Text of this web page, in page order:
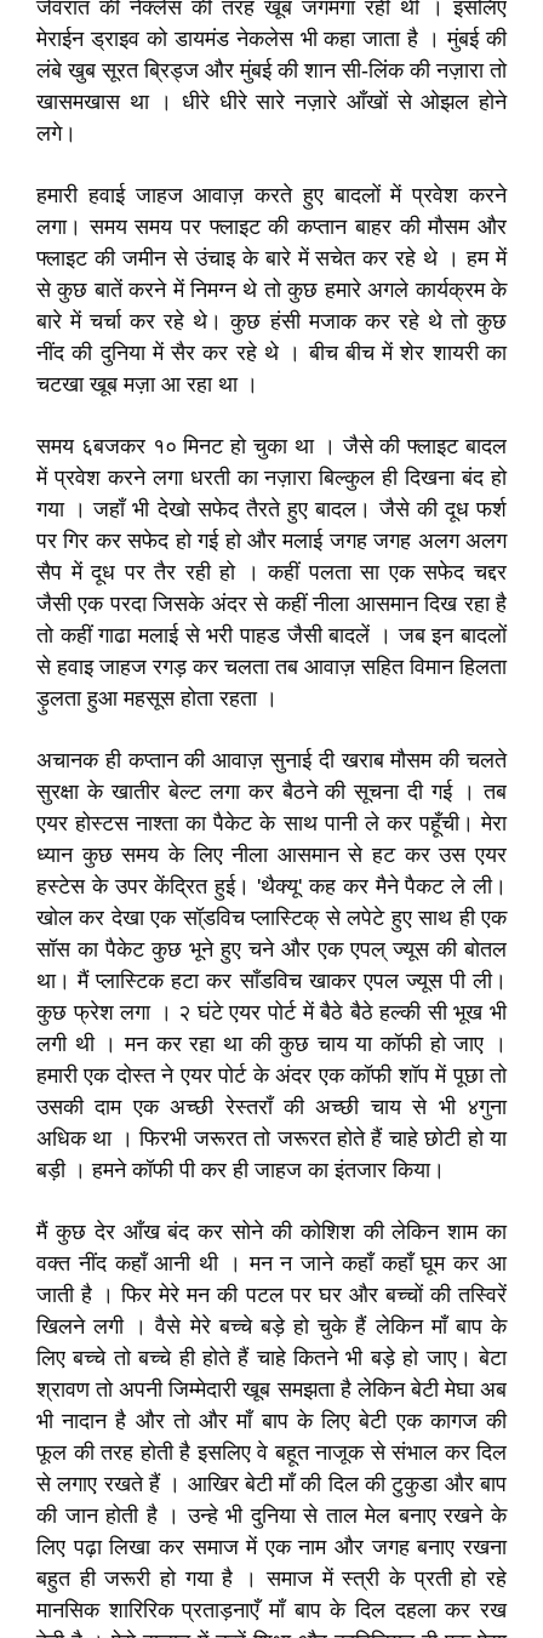
जेवरात की नेक्लेस की तरह खूब जगमगा रही थी । इसलिए
मेराईन ड्राइव को डायमंड नेकलेस भी कहा जाता है । मुंबई की
लंबे खुब सूरत ब्रिड्ज और मुंबई की शान सी-लिंक की नज़ारा तो
खासमखास था । धीरे धीरे सारे नज़ारे आँखों से ओझल होने
लगे।
हमारी हवाई जाहज आवाज़ करते हुए बादलों में प्रवेश करने
लगा। समय समय पर फ्लाइट की कप्तान बाहर की मौसम और
फ्लाइट की जमीन से उंचाइ के बारे में सचेत कर रहे थे । हम में
से कुछ बातें करने में निमग्न थे तो कुछ हमारे अगले कार्यक्रम के
बारे में चर्चा कर रहे थे। कुछ हंसी मजाक कर रहे थे तो कुछ
नींद की दुनिया में सैर कर रहे थे । बीच बीच में शेर शायरी का
चटखा खूब मज़ा आ रहा था ।
समय ६बजकर १० मिनट हो चुका था । जैसे की फ्लाइट बादल
में प्रवेश करने लगा धरती का नज़ारा बिल्कुल ही दिखना बंद हो
गया । जहाँ भी देखो सफेद तैरते हुए बादल। जैसे की दूध फर्श
पर गिर कर सफेद हो गई हो और मलाई जगह जगह अलग अलग
सैप में दूध पर तैर रही हो । कहीं पलता सा एक सफेद चद्दर
जैसी एक परदा जिसके अंदर से कहीं नीला आसमान दिख रहा है
तो कहीं गाढा मलाई से भरी पाहड जैसी बादलें । जब इन बादलों
से हवाइ जाहज रगड़ कर चलता तब आवाज़ सहित विमान हिलता
ड़ुलता हुआ महसूस होता रहता ।
अचानक ही कप्तान की आवाज़ सुनाई दी खराब मौसम की चलते
सुरक्षा के खातीर बेल्ट लगा कर बैठने की सूचना दी गई । तब
एयर होस्टस नाश्ता का पैकेट के साथ पानी ले कर पहूँची। मेरा
ध्यान कुछ समय के लिए नीला आसमान से हट कर उस एयर
हस्टेस के उपर केंद्रित हुई। 'थैक्यू' कह कर मैने पैकट ले ली।
खोल कर देखा एक सॉ्डविच प्लास्टिक् से लपेटे हुए साथ ही एक
सॉस का पैकेट कुछ भूने हुए चने और एक एपल् ज्यूस की बोतल
था। मैं प्लास्टिक हटा कर सॉंडविच खाकर एपल ज्यूस पी ली।
कुछ फ्रेश लगा । २ घंटे एयर पोर्ट में बैठे बैठे हल्की सी भूख भी
लगी थी । मन कर रहा था की कुछ चाय या कॉफी हो जाए ।
हमारी एक दोस्त ने एयर पोर्ट के अंदर एक कॉफी शॉप में पूछा तो
उसकी दाम एक अच्छी रेस्तराँ की अच्छी चाय से भी ४गुना
अधिक था । फिरभी जरूरत तो जरूरत होते हैं चाहे छोटी हो या
बड़ी । हमने कॉफी पी कर ही जाहज का इंतजार किया।
मैं कुछ देर आँख बंद कर सोने की कोशिश की लेकिन शाम का
वक्त नींद कहाँ आनी थी । मन न जाने कहाँ कहाँ घूम कर आ
जाती है । फिर मेरे मन की पटल पर घर और बच्चों की तस्विरें
खिलने लगी । वैसे मेरे बच्चे बड़े हो चुके हैं लेकिन माँ बाप के
लिए बच्चे तो बच्चे ही होते हैं चाहे कितने भी बड़े हो जाए। बेटा
श्रावण तो अपनी जिम्मेदारी खूब समझता है लेकिन बेटी मेघा अब
भी नादान है और तो और माँ बाप के लिए बेटी एक कागज की
फूल की तरह होती है इसलिए वे बहूत नाजूक से संभाल कर दिल
से लगाए रखते हैं । आखिर बेटी माँ की दिल की टुकुडा और बाप
की जान होती है । उन्हे भी दुनिया से ताल मेल बनाए रखने के
लिए पढ़ा लिखा कर समाज में एक नाम और जगह बनाए रखना
बहुत ही जरूरी हो गया है । समाज में स्त्री के प्रती हो रहे
मानसिक शारिरिक प्रताड़नाएँ माँ बाप के दिल दहला कर रख